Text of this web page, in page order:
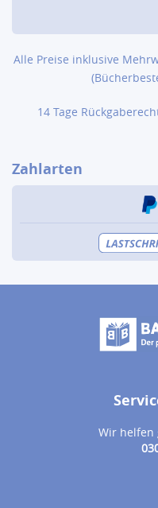
Alle Preise inklusive
14 Tage
Zahlarten
Wir helfen